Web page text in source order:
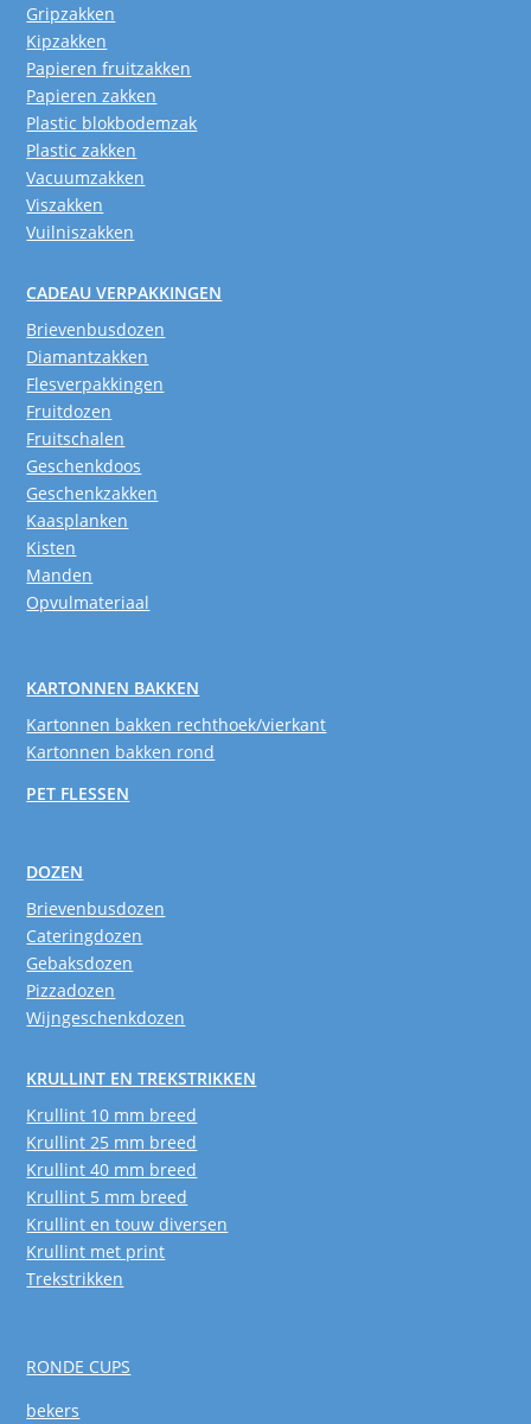
Gripzakken
Kipzakken
Papieren fruitzakken
Papieren zakken
Plastic blokbodemzak
Plastic zakken
Vacuumzakken
Viszakken
Vuilniszakken
CADEAU VERPAKKINGEN
Brievenbusdozen
Diamantzakken
Flesverpakkingen
Fruitdozen
Fruitschalen
Geschenkdoos
Geschenkzakken
Kaasplanken
Kisten
Manden
Opvulmateriaal
KARTONNEN BAKKEN
Kartonnen bakken rechthoek/vierkant
Kartonnen bakken rond
PET FLESSEN
DOZEN
Brievenbusdozen
Cateringdozen
Gebaksdozen
Pizzadozen
Wijngeschenkdozen
KRULLINT EN TREKSTRIKKEN
Krullint 10 mm breed
Krullint 25 mm breed
Krullint 40 mm breed
Krullint 5 mm breed
Krullint en touw diversen
Krullint met print
Trekstrikken
RONDE CUPS
bekers